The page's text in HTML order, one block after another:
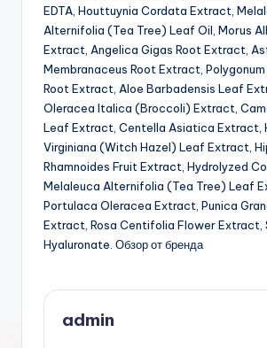
EDTA, Houttuynia Cordata Extract,
Alternifolia (Tea Tree) Leaf Oil, Morus
Extract, Angelica Gigas Root Extract,
Membranaceus Root Extract,
Root Extract, Aloe Barbadensis Leaf
Oleracea Italica (Broccoli) Extract,
Leaf Extract, Centella Asiatica Extract,
Virginiana (Witch Hazel) Leaf Extract,
Rhamnoides Fruit Extract, Hydrolyzed
Melaleuca Alternifolia (Tea Tree) Leaf
Portulaca Oleracea Extract, Punica
Extract, Rosa Centifolia Flower Extract,
Hyaluronate. Обзор от бренда
admin